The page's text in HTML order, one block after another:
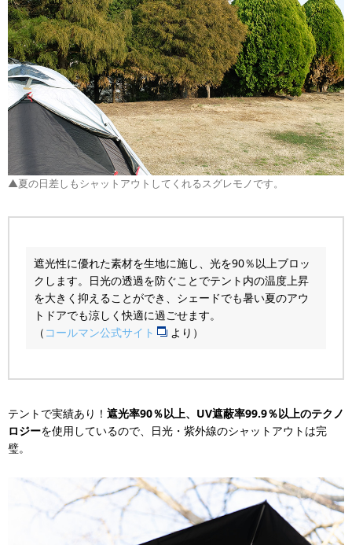
▲夏の日差しもシャットアウトしてくれるスグレモノです。
遮光性に優れた素材を生地に施し、光を90％以上ブロッ
クします。日光の透過を防ぐことでテント内の温度上昇
を大きく抑えることができ、シェードでも暑い夏のアウ
トドアでも涼しく快適に過ごせます。
（ コールマン公式サイト より）
テントで実績あり！ 遮光率90％以上、UV遮蔽率99.9％以上のテクノ
ロジーを使用しているので、日光・紫外線のシャットアウトは完
璧。